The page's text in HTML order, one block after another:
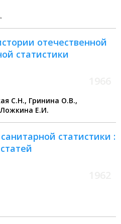
отечественной
статистики
О.В.,
Е.И.
статистики :